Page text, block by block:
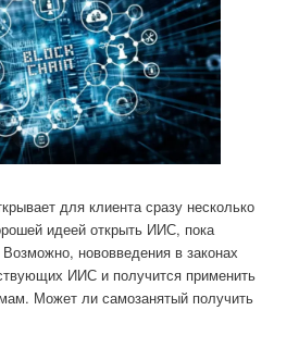
для клиента сразу несколько
идеей открыть ИИС, пока
нововведения в законах
ИИС и получится применить
Может ли самозанятый получить